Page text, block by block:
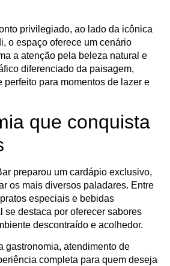
privilegiado, ao lado da icônica
o espaço oferece um cenário
a atenção pela beleza natural e
diferenciado da paisagem,
perfeito para momentos de lazer e
que conquista
preparou um cardápio exclusivo,
os mais diversos paladares. Entre
especiais e bebidas
se destaca por oferecer sabores
descontraído e acolhedor.
gastronomia, atendimento de
completa para quem deseja